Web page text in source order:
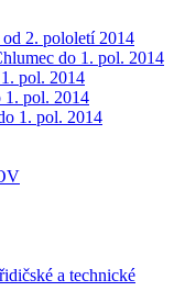
2. pololetí 2014
do 1. pol. 2014
pol. 2014
1. pol. 2014
1. pol. 2014
a technické